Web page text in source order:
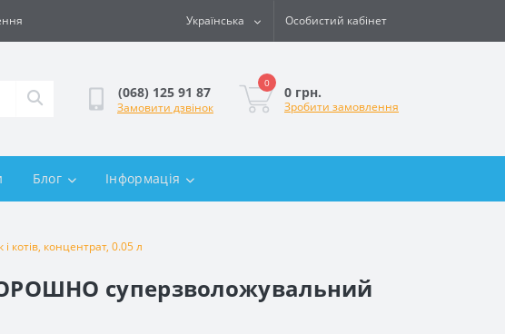
Українська Особистий кабінет
(068) 125 91 87
Замовити дзвінок
0
0 грн.
Зробити замовлення
Блог Інформація
концентрат, 0.05 л
суперзволожувальний